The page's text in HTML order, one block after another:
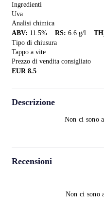
Ingredienti
Uva
Analisi chimica
ABV: 11.5% RS: 6.6 g/l
Tipo di chiusura
Tappo a vite
Prezzo di vendita consigliato
EUR 8.5
Descrizione
Non ci sono
Recensioni
Non ci sono